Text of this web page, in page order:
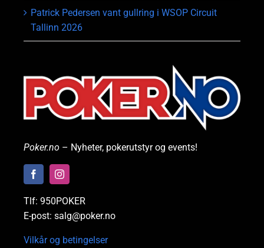
Patrick Pedersen vant gullring i WSOP Circuit
Tallinn 2026
Poker.no – Nyheter, pokerutstyr og events!
Tlf: 950POKER
E-post: salg@poker.no
Vilkår og betingelser